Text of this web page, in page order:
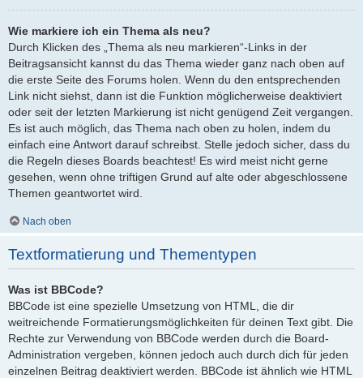
Wie markiere ich ein Thema als neu?
Durch Klicken des „Thema als neu markieren“-Links in der
Beitragsansicht kannst du das Thema wieder ganz nach oben auf
die erste Seite des Forums holen. Wenn du den entsprechenden
Link nicht siehst, dann ist die Funktion möglicherweise deaktiviert
oder seit der letzten Markierung ist nicht genügend Zeit vergangen.
Es ist auch möglich, das Thema nach oben zu holen, indem du
einfach eine Antwort darauf schreibst. Stelle jedoch sicher, dass du
die Regeln dieses Boards beachtest! Es wird meist nicht gerne
gesehen, wenn ohne triftigen Grund auf alte oder abgeschlossene
Themen geantwortet wird.
Nach oben
Textformatierung und Thementypen
Was ist BBCode?
BBCode ist eine spezielle Umsetzung von HTML, die dir
weitreichende Formatierungsmöglichkeiten für deinen Text gibt. Die
Rechte zur Verwendung von BBCode werden durch die Board-
Administration vergeben, können jedoch auch durch dich für jeden
einzelnen Beitrag deaktiviert werden. BBCode ist ähnlich wie HTML